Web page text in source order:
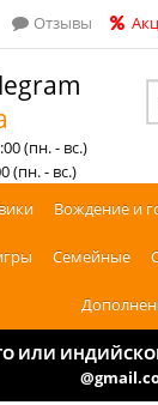
Отзывы
(пн. - вс.)
(пн. - вс.)
Вождение и
Семейные
ИЛИ